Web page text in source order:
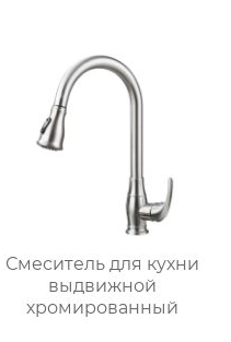
Смеситель для кухни
выдвижной
хромированный